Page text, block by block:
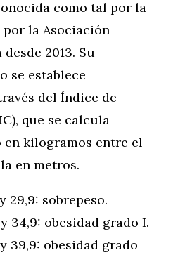
como tal por la
por la Asociación
2013. Su
se establece
del Índice de
que se calcula
kilogramos entre el
en metros.
29,9: sobrepeso.
34,9: obesidad grado I.
39,9: obesidad grado